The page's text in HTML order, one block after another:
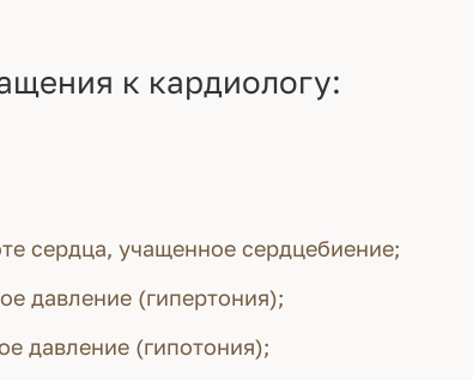
к кардиологу:
сердца, учащенное сердцебиение;
давление (гипертония);
давление (гипотония);